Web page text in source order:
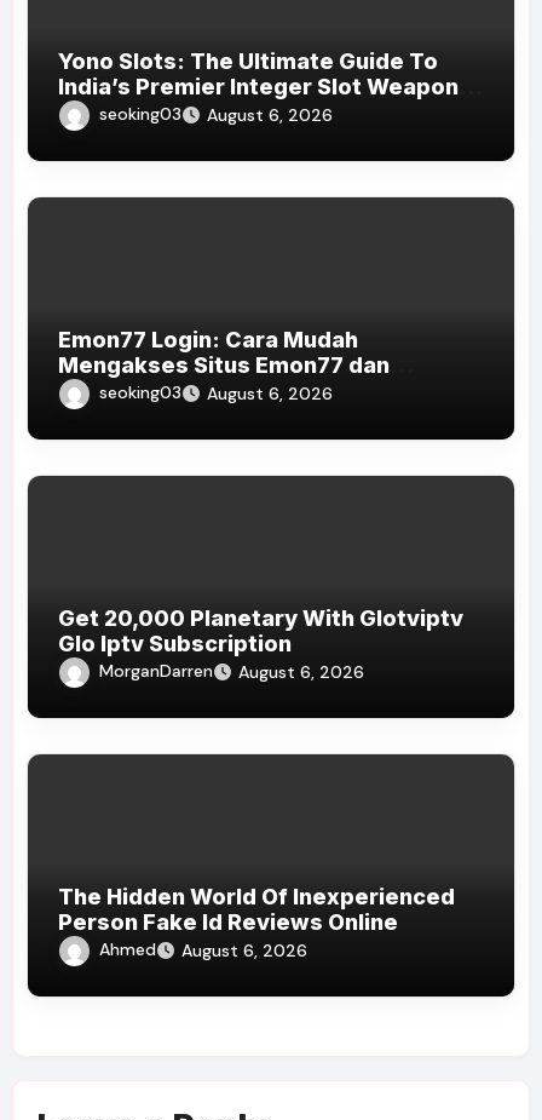
Yono Slots: The Ultimate Guide To
India’s Premier Integer Slot Weapons
Platform
seoking03 August 6, 2026
Emon77 Login: Cara Mudah
Mengakses Situs Emon77 dan
Bermain Online
seoking03 August 6, 2026
Get 20,000 Planetary With Glotviptv
Glo Iptv Subscription
MorganDarren August 6, 2026
The Hidden World Of Inexperienced
Person Fake Id Reviews Online
Ahmed August 6, 2026